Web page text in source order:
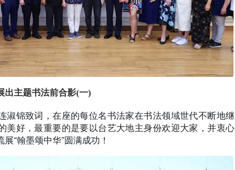
出主题书法前合影(一)
淑锦致词，在座的每位名书法家在书法领域世代不断地继
美好，最重要的是要以台艺大地主身份欢迎大家，并衷心
“翰墨颂中华”圆满成功！